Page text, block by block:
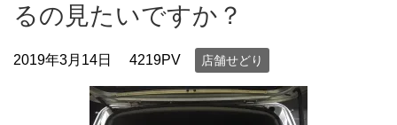
るの見たいですか？
2019年3月14日 4219PV 店舗せどり